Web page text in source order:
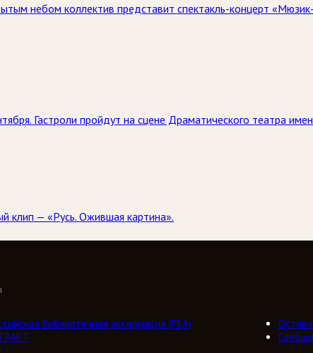
небом коллектив представит спектакль-концерт
Гастроли пройдут на сцене Драматического театра
клип — «Русь. Ожившая картина».
библиотечная ассоциация (РБА)